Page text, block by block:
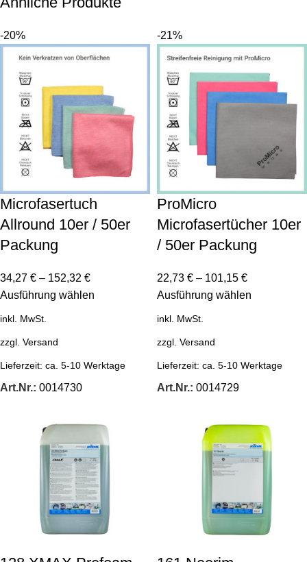
-20%
Microfasertuch
Allround 10er / 50er
Packung
34,27 € – 152,32 €
Ausführung wählen
inkl. MwSt.
zzgl. Versand
Lieferzeit: ca. 5-10 Werktage
Art.Nr.: 0014730
-21%
ProMicro
Microfasertücher 10er
/ 50er Packung
22,73 € – 101,15 €
Ausführung wählen
inkl. MwSt.
zzgl. Versand
Lieferzeit: ca. 5-10 Werktage
Art.Nr.: 0014729